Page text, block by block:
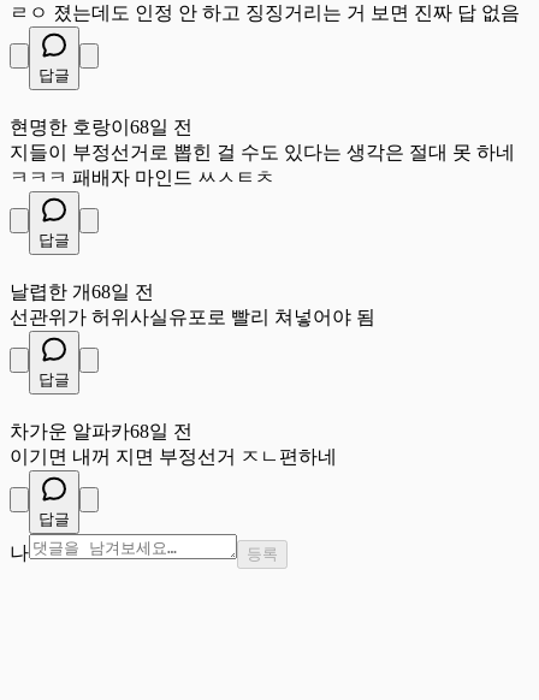
ㄹㅇ 졌는데도 인정 안 하고 징징거리는 거 보면 진짜 답 없음
답글
현명한 호랑이 68일 전
지들이 부정선거로 뽑힌 걸 수도 있다는 생각은 절대 못 하네
ㅋㅋㅋ 패배자 마인드 ㅆㅅㅌㅊ
답글
날렵한 개68일 전
선관위가 허위사실유포로 빨리 쳐넣어야 됨
답글
차가운 알파카68일 전
이기면 내꺼 지면 부정선거 ㅈㄴ편하네
답글
나 등록